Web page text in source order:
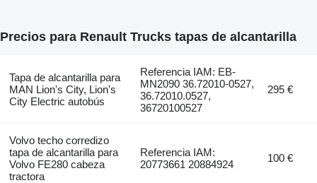
Precios para Renault Trucks tapas de alcantarilla
Tapa de alcantarilla para
MAN Lion's City, Lion's
City Electric autobús
Referencia IAM: EB-
MN2090 36.72010-0527,
36.72010.0527,
36720100527
295 €
Volvo techo corredizo
tapa de alcantarilla para
Volvo FE280 cabeza
tractora
Referencia IAM:
20773661 20884924
100 €